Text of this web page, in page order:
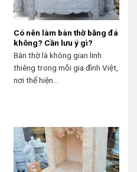
Có nên làm bàn thờ bằng đá
không? Cần lưu ý gì?
Bàn thờ là không gian linh
thiêng trong mỗi gia đình Việt,
nơi thể hiện...